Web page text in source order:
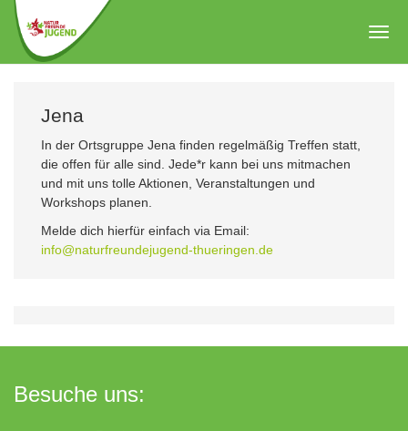
Zum
Hauptinhalt
springen
Jena
In der Ortsgruppe Jena finden regelmäßig Treffen statt,
die offen für alle sind. Jede*r kann bei uns mitmachen
und mit uns tolle Aktionen, Veranstaltungen und
Workshops planen.
Melde dich hierfür einfach via Email:
info@naturfreundejugend-thueringen.de
Besuche uns: